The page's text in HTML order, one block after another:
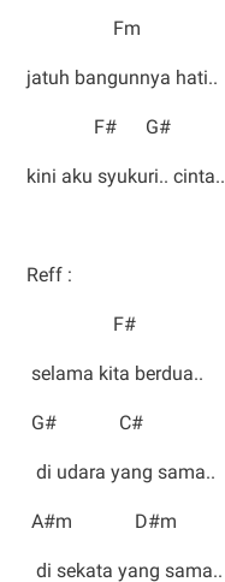
Fm
jatuh bangunnya hati..
F# G#
kini aku syukuri.. cinta..
Reff :
F#
selama kita berdua..
G# C#
di udara yang sama..
A#m D#m
di sekata yang sama..